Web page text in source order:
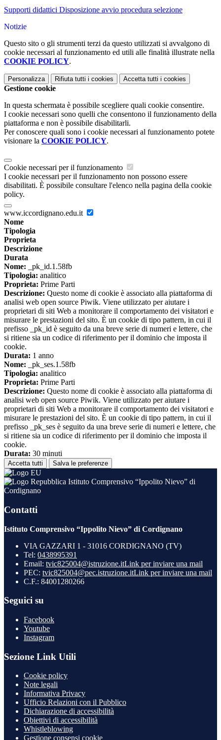
Supporti didattici Disposizione avvio procedura selezione
Notizie
Questo sito o gli strumenti terzi da questo utilizzati si avvalgono di
cookie necessari al funzionamento ed utili alle finalità illustrate nella
COOKIE POLICY.
Personalizza Rifiuta tutti i cookies Accetta tutti i cookies
Gestione cookie
In questa schermata è possibile scegliere quali cookie consentire.
I cookie necessari sono quelli che consentono il funzionamento della
piattaforma e non è possibile disabilitarli.
Per conoscere quali sono i cookie necessari al funzionamento potete
visionare la COOKIE POLICY.
Cookie necessari per il funzionamento
I cookie necessari per il funzionamento non possono essere
disabilitati. È possibile consultare l'elenco nella pagina della cookie
policy.
www.iccordignano.edu.it
Nome
Tipologia
Proprieta
Descrizione
Durata
Nome: _pk_id.1.58fb
Tipologia: analitico
Proprieta: Prime Parti
Descrizione: Questo nome di cookie è associato alla piattaforma di
analisi web open source Piwik. Viene utilizzato per aiutare i
proprietari di siti Web a monitorare il comportamento dei visitatori e
misurare le prestazioni del sito. È un cookie di tipo pattern, in cui il
prefisso _pk_id è seguito da una breve serie di numeri e lettere, che
si ritiene sia un codice di riferimento per il dominio che imposta il
cookie.
Durata: 1 anno
Nome: _pk_ses.1.58fb
Tipologia: analitico
Proprieta: Prime Parti
Descrizione: Questo nome di cookie è associato alla piattaforma di
analisi web open source Piwik. Viene utilizzato per aiutare i
proprietari di siti Web a monitorare il comportamento dei visitatori e
misurare le prestazioni del sito. È un cookie di tipo pattern, in cui il
prefisso _pk_ses è seguito da una breve serie di numeri e lettere, che
si ritiene sia un codice di riferimento per il dominio che imposta il
cookie.
Durata: 30 minuti
Accetta tutti Salva le preferenze
Istituto Comprensivo “Ippolito Nievo” di
Cordignano
Contatti
Istituto Comprensivo “Ippolito Nievo” di Cordignano
VIA GAZZARI 1 - 31016 CORDIGNANO (TV)
Tel: 0438995391
Email: tvic825004@istruzione.itLink per inviare una mail
PEC: tvic825004@pec.istruzione.itLink per inviare una mail
C.F.: 84001280266
Seguici su
Facebook
Youtube
Instagram
Sezione Link Utili
Cookie policy
Note legali
Informativa Privacy
Ufficio Relazioni con il Pubblico
Dichiarazione di accessibilità
Obiettivi di accessibilità
Whistleblowing
Gestione consensi cookie